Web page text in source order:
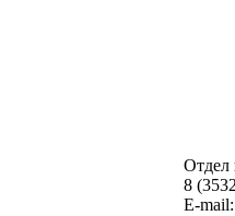
Отдел
8
E-mail: